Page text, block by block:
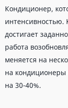
Кондиционер,
интенсивностью.
достигает
работа
меняется на
на кондиционеры
на 30-40%.